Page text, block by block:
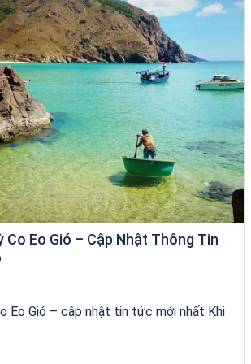
Co Eo Gió – Cập Nhật Thông Tin
Eo Gió – cập nhật tin tức mới nhất Khi